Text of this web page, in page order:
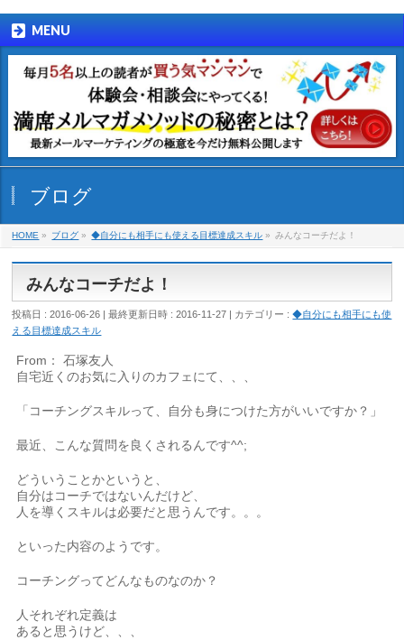
MENU
ブログ
HOME » ブログ » ◆自分にも相手にも使える目標達成スキル » みんなコーチだよ！
みんなコーチだよ！
投稿日 : 2016-06-26 最終更新日時 : 2016-11-27 カテゴリー :◆自分にも相手にも使
える目標達成スキル
From： 石塚友人
自宅近くのお気に入りのカフェにて、、、
「コーチングスキルって、自分も身につけた方がいいですか？」
最近、こんな質問を良くされるんです^^;
どういうことかというと、
自分はコーチではないんだけど、
人を導くスキルは必要だと思うんです。。。
といった内容のようです。
コーチングってどんなものなのか？
人それぞれ定義は
あると思うけど、、、